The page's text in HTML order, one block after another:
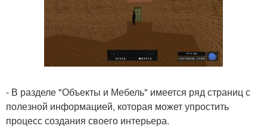
- В разделе "Объекты и Мебель" имеется ряд страниц с
полезной информацией, которая может упростить
процесс создания своего интерьера.